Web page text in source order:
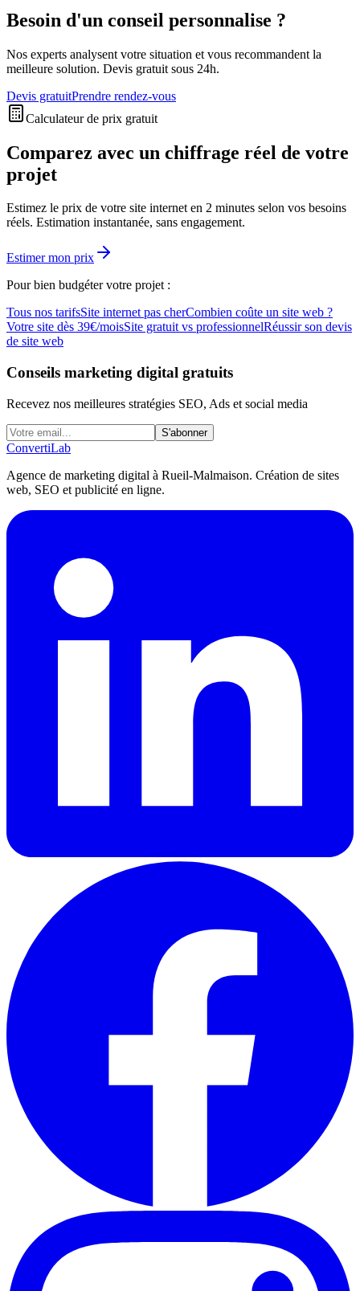
Besoin d'un conseil personnalise ?
Nos experts analysent votre situation et vous recommandent la
meilleure solution. Devis gratuit sous 24h.
Devis gratuitPrendre rendez-vous
Calculateur de prix gratuit
Comparez avec un chiffrage réel de votre
projet
Estimez le prix de votre site internet en 2 minutes selon vos besoins
réels. Estimation instantanée, sans engagement.
Estimer mon prix
Pour bien budgéter votre projet :
Tous nos tarifsSite internet pas cherCombien coûte un site web ?
Votre site dès 39€/moisSite gratuit vs professionnelRéussir son devis
de site web
Conseils marketing digital gratuits
Recevez nos meilleures stratégies SEO, Ads et social media
S'abonner
ConvertiLab
Agence de marketing digital à Rueil-Malmaison. Création de sites
web, SEO et publicité en ligne.